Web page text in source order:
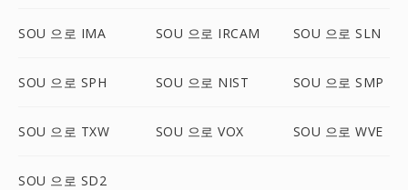
SOU 으로 IMA SOU 으로 IRCAM SOU 으로 SLN
SOU 으로 SPH SOU 으로 NIST SOU 으로 SMP
SOU 으로 TXW SOU 으로 VOX SOU 으로 WVE
SOU 으로 SD2